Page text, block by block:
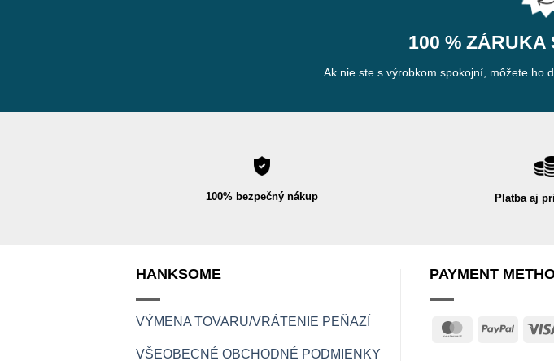
100 % ZÁRUKA
Ak nie ste s výrobkom spokojní, môžete ho
100% bezpečný nákup Platba aj
HANKSOME
VÝMENA TOVARU/VRÁTENIE PEŇAZÍ
VŠEOBECNÉ OBCHODNÉ PODMIENKY
PAYMENT
MasterCard